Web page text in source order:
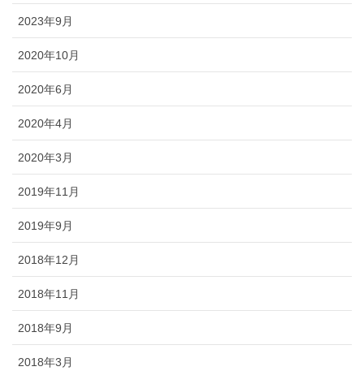
2023年9月
2020年10月
2020年6月
2020年4月
2020年3月
2019年11月
2019年9月
2018年12月
2018年11月
2018年9月
2018年3月